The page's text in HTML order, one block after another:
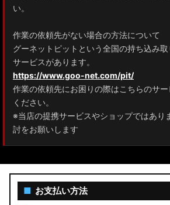
い。
作業の依頼先がない場合の方法について
グーネットピットという全国の持ち込み
サービスがあります。
https://www.goo-net.com/pit/
作業の依頼先にお困りの際はこちらのサ
ください。
※当店の提携サービスやショップではあり
討をお願いします
■ お支払い方法